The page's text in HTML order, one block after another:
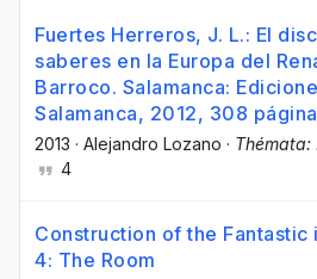
Fuertes Herreros, J. L.: El
saberes en la Europa del
Barroco. Salamanca:
Salamanca, 2012, 308
2013 · Alejandro Lozano · Thémata:
4
Construction of the Fantastic
4: The Room